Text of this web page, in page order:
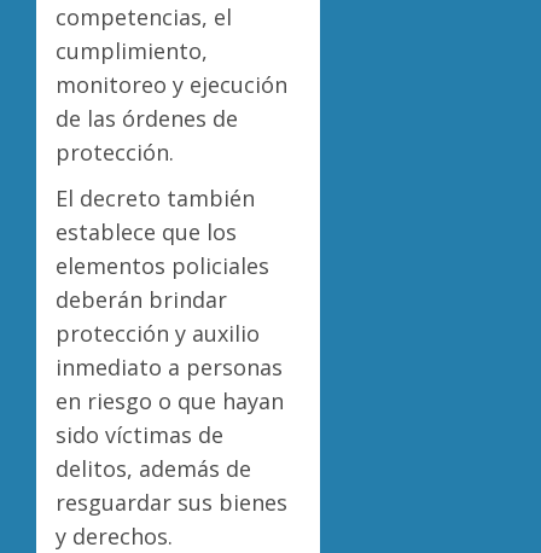
competencias, el
cumplimiento,
monitoreo y ejecución
de las órdenes de
protección.
El decreto también
establece que los
elementos policiales
deberán brindar
protección y auxilio
inmediato a personas
en riesgo o que hayan
sido víctimas de
delitos, además de
resguardar sus bienes
y derechos.